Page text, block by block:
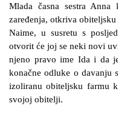
Mlada časna sestra
zaređenja, otkriva
Naime, u susretu s
otvorit će joj se neki novi
njeno pravo ime Ida i da
konačne odluke o davanju
izoliranu obiteljsku farmu
svojoj obitelji.